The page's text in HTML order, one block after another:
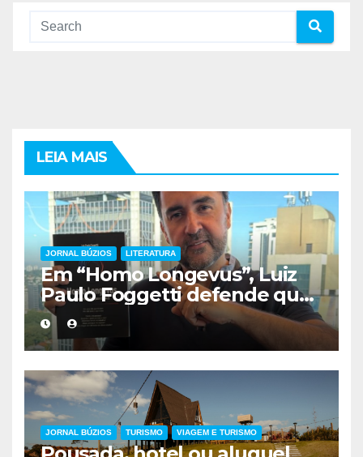
LEIA MAIS
JORNAL BÚZIOS LITERATURA
Em “Homo Longevus”, Luiz
Paulo Foggetti defende que
viver mais exigirá uma nova
forma de encarar a vida
JORNAL BÚZIOS TURISMO VIAGEM E TURISMO